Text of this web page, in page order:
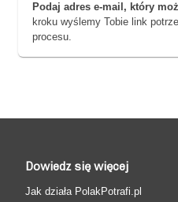
Podaj adres e-mail, który
kroku wyślemy Tobie link
procesu.
Dowiedz się więcej
Jak działa PolakPotrafi.pl